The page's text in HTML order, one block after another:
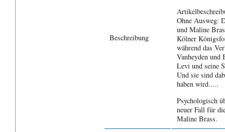
Beschreibung
Ohne Ausweg:
und Maline
Kölner
während das
Vanheyden und
Levi und seine
Und sie sind
haben wird.....
Psychologisch
neuer Fall für
Maline Brass.